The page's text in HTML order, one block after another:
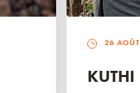
26 AOÛT
KUTHI